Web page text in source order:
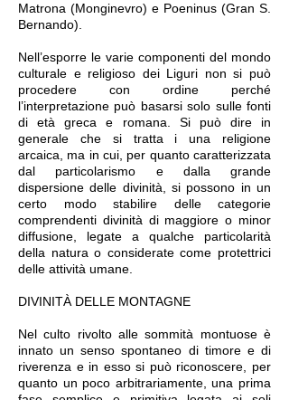
Matrona (Monginevro) e Poeninus (Gran S.
Bernando).
Nell’esporre le varie componenti del mondo
culturale e religioso dei Liguri non si può
procedere con ordine perché
l’interpretazione può basarsi solo sulle fonti
di età greca e romana. Si può dire in
generale che si tratta i una religione
arcaica, ma in cui, per quanto caratterizzata
dal particolarismo e dalla grande
dispersione delle divinità, si possono in un
certo modo stabilire delle categorie
comprendenti divinità di maggiore o minor
diffusione, legate a qualche particolarità
della natura o considerate come protettrici
delle attività umane.
DIVINITÀ DELLE MONTAGNE
Nel culto rivolto alle sommità montuose è
innato un senso spontaneo di timore e di
riverenza e in esso si può riconoscere, per
quanto un poco arbitrariamente, una prima